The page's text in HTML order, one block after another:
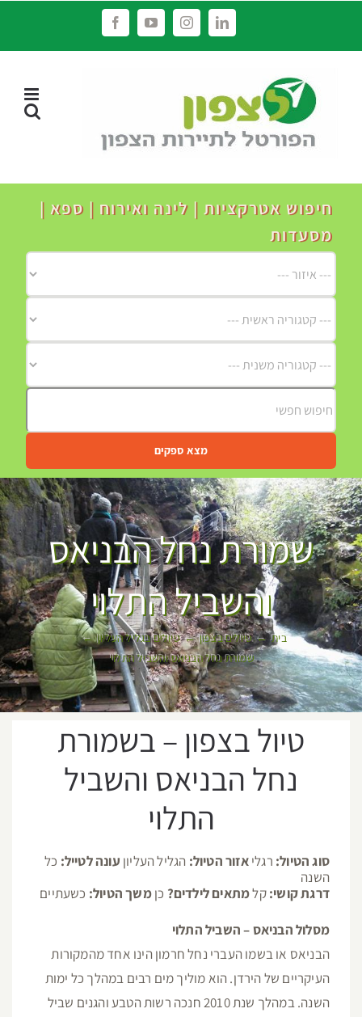
LinkedIn
Instagram
YouTube
Facebook
חיפוש אטרקציות | לינה ואירוח | ספא |
מסעדות
מצא ספקים
שמורת נחל הבניאס
והשביל התלוי
בית טיולים בצפון
טיולים בגליל העליון
שמורת נחל הבניאס והשביל התלוי
טיול בצפון – בשמורת
נחל הבניאס והשביל
התלוי
סוג הטיול: רגליאזור הטיול: הגליל העליון עונה לטייל: כל
השנה
דרגת קושי:קלמתאים לילדים? כןמשך הטיול: כשעתיים
מסלול הבניאס – השביל התלוי
הבניאס או בשמו העברי נחל חרמון הינו אחד מהמקורות
העיקריים של הירדן. הוא מוליך מים רבים במהלך כל ימות
השנה. במהלך שנת 2010 חנכה רשות הטבע והגנים שביל